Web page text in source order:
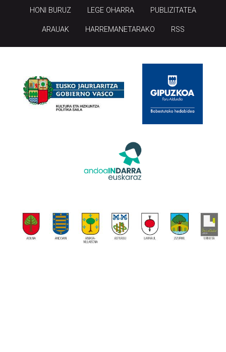
HONI BURUZ LEGE OHARRA PUBLIZITATEA
ARAUAK HARREMANETARAKO RSS